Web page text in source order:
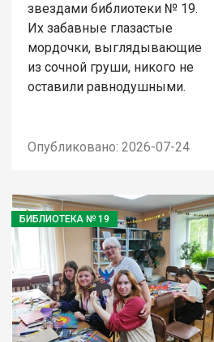
звездами библиотеки № 19.
Их забавные глазастые
мордочки, выглядывающие
из сочной груши, никого не
оставили равнодушными.
Опубликовано: 2026-07-24
БИБЛИОТЕКА № 19